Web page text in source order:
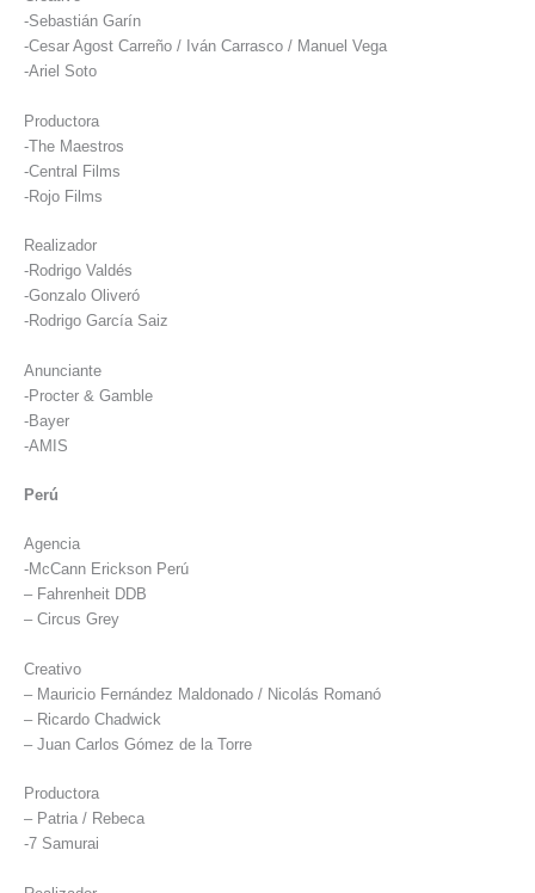
-Sebastián Garín
-Cesar Agost Carreño / Iván Carrasco / Manuel Vega
-Ariel Soto
Productora
-The Maestros
-Central Films
-Rojo Films
Realizador
-Rodrigo Valdés
-Gonzalo Oliveró
-Rodrigo García Saiz
Anunciante
-Procter & Gamble
-Bayer
-AMIS
Perú
Agencia
-McCann Erickson Perú
– Fahrenheit DDB
– Circus Grey
Creativo
– Mauricio Fernández Maldonado / Nicolás Romanó
– Ricardo Chadwick
– Juan Carlos Gómez de la Torre
Productora
– Patria / Rebeca
-7 Samurai